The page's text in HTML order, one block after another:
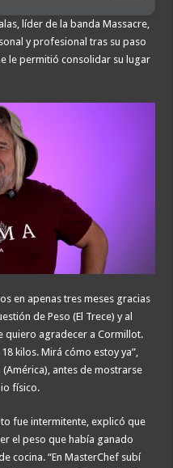
líder de la banda Massacre,
y profesional tras su paso
le permitió consolidar su lugar
en apenas tres meses gracias
de Peso (El Trece) y al
quiero agradecer a Cormillot.
kilos. Mirá cómo estoy ya”,
antes de mostrarse
físico.
fue intermitente, explicó que
el peso que había ganado
cocina. “En MasterChef subí